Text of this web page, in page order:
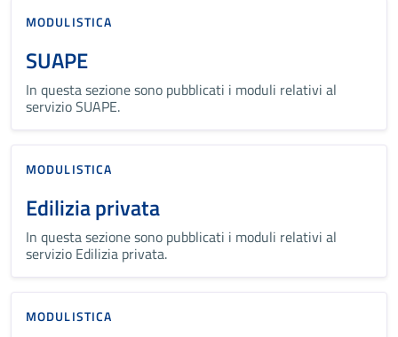
MODULISTICA
SUAPE
In questa sezione sono pubblicati i moduli relativi al
servizio SUAPE.
MODULISTICA
Edilizia privata
In questa sezione sono pubblicati i moduli relativi al
servizio Edilizia privata.
MODULISTICA